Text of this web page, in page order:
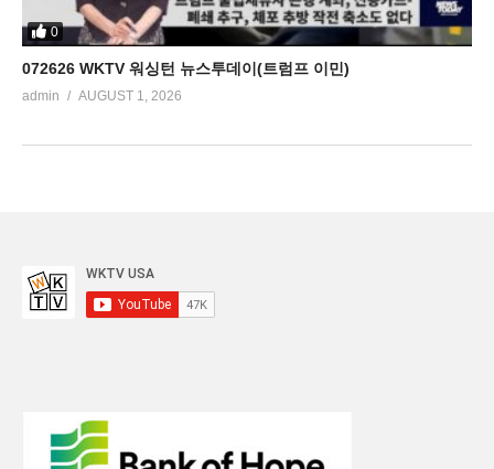
0
072626 WKTV 워싱턴 뉴스투데이(트럼프 이민)
admin AUGUST 1, 2026